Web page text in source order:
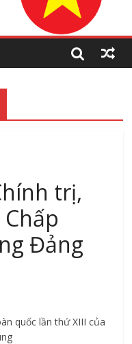
trị,
Đảng
quốc lần thứ XIII của